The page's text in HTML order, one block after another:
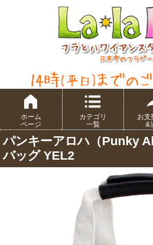
ホーム
ページ
カテゴリ
一覧
お支
&
パンキーアロハ（Punky
バッグ YEL2